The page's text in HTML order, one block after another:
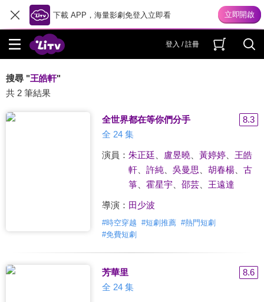
下載 APP，海量影劇免登入立即看
登入 / 註冊
搜尋 "王皓軒"
共 2 筆結果
全世界都在等你們分手
8.3
全 24 集
演員： 朱正廷 盧昱曉 黃婷婷、 王皓
軒、 許純、 吳曼思 胡春楊、 古
箏、 霍星宇、 邵芸、 王遠達
導演： 田少波
#時空穿越 #短劇推薦 #熱門短劇
#免費短劇
芳華里
8.6
全 24 集